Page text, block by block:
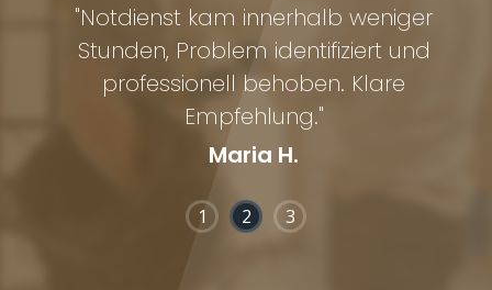
"Notdienst kam innerhalb weniger
Stunden, Problem identifiziert und
professionell behoben. Klare
Empfehlung."
Maria H.
1 2 3